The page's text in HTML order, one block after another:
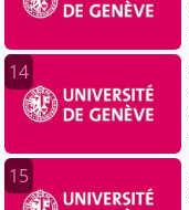
14
15